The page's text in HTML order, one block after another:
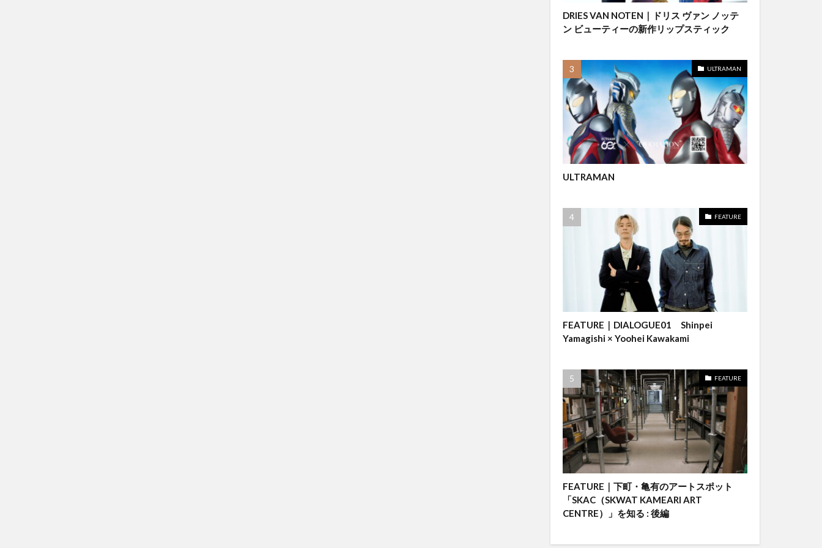
DRIES VAN NOTEN｜ドリス ヴァン ノッテ
ン ビューティーの新作リップスティック
ULTRAMAN
ULTRAMAN
FEATURE
FEATURE｜DIALOGUE01 Shinpei
Yamagishi × Yoohei Kawakami
FEATURE
FEATURE｜下町・亀有のアートスポット
「SKAC（SKWAT KAMEARI ART
CENTRE）」を知る : 後編